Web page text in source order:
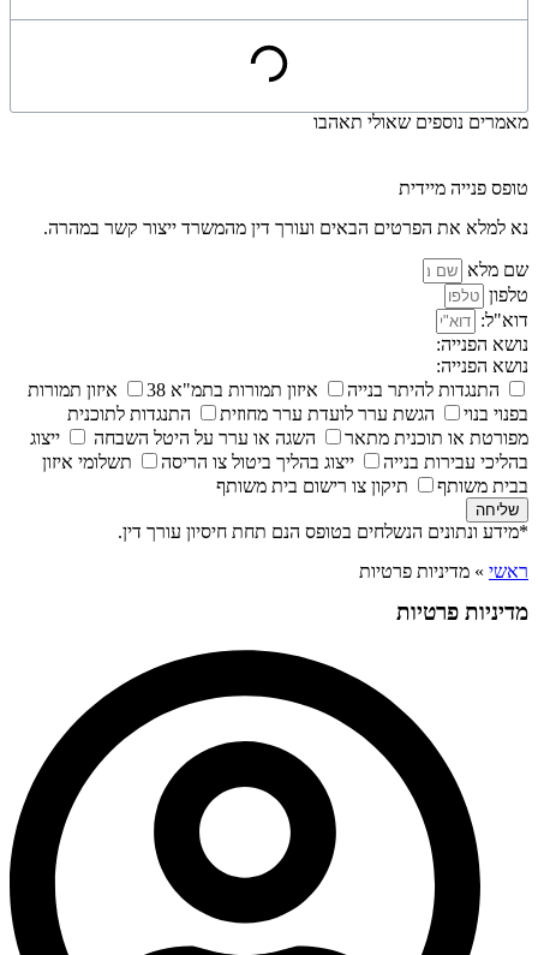
מאמרים נוספים שאולי תאהבו
טופס פנייה מיידית
נא למלא את הפרטים הבאים ועורך דין מהמשרד ייצור קשר במהרה.
שם מלא
טלפון
דוא"ל:
נושא הפנייה:
נושא הפנייה:
התנגדות להיתר בנייה
איזון תמורות בתמ"א 38
איזון תמורות
בפנוי בנוי
הגשת ערר לועדת ערר מחוזית
התנגדות לתוכנית
מפורטת או תוכנית מתאר
השגה או ערר על היטל השבחה
ייצוג
בהליכי עבירות בנייה
ייצוג בהליך ביטול צו הריסה
תשלומי איזון
בבית משותף
תיקון צו רישום בית משותף
שליחה
*מידע ונתונים הנשלחים בטופס הנם תחת חיסיון עורך דין.
ראשי » מדיניות פרטיות
מדיניות פרטיות